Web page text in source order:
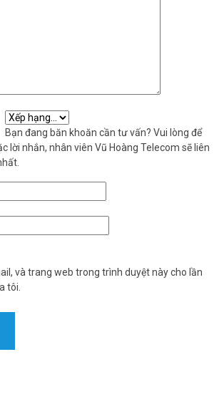
Bạn đang băn khoăn cần tư vấn? Vui lòng để
lời nhắn, nhân viên Vũ Hoàng Telecom sẽ liên
và trang web trong trình duyệt này cho lần
tôi.